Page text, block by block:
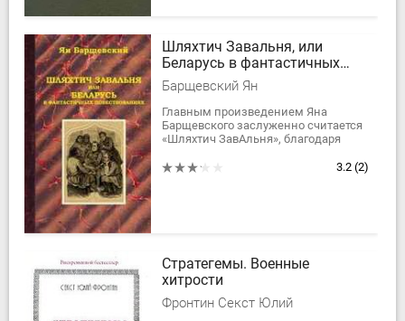
Шляхтич Завальня, или
Беларусь в фантастичных
повествованиях
Барщевский Ян
Главным произведением Яна
Барщевского заслуженно считается
«Шляхтич ЗавАльня», благодаря
осталось в литературе. Книга
3.2 (2)
Стратегемы. Военные
хитрости
Фронтин Секст Юлий